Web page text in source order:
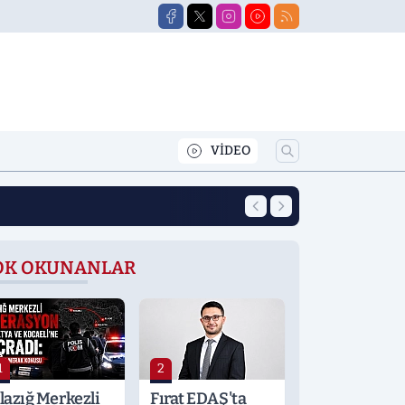
VİDEO
12:39 Yeni Eğitim
OKUNANLAR
Merkezli
2
Fırat EDAŞ'ta